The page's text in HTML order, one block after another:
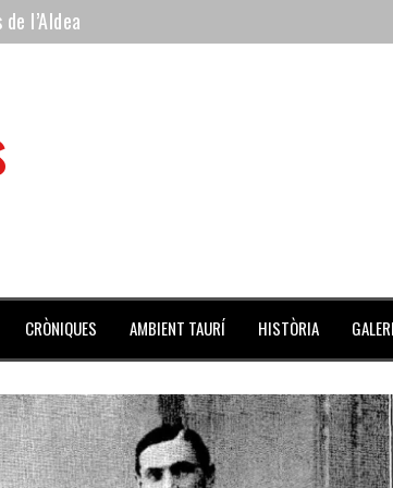
l’Aldea
premiado como el novillo más bravo en
CRÒNIQUES AMBIENT TAURÍ HISTÒRIA